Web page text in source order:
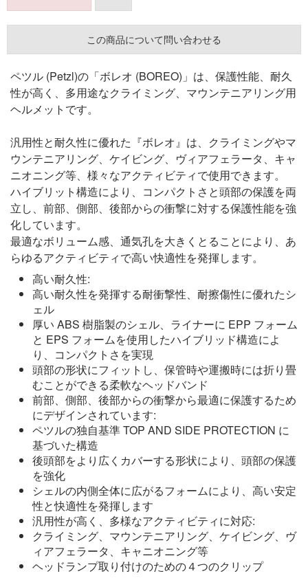
この商品について問い合わせる
ペツル (Petzl)の「ボレオ (BOREO)」は、保護性能、耐久
性が高く、多用途なクライミング、マウンテニアリング用
ヘルメットです。
汎用性と耐久性に優れた『ボレオ』は、クライミングやマ
ウンテニアリング、ケイビング、ヴィアフェラータ、キャ
ニオニング等、様々なアクティビティで使用できます。
ハイブリット構造により、コンパクトさと頭部の保護を両
立し、前部、側部、後部からの衝撃に対する保護性能を強
化しています。
最適なボリューム感、通気孔を大きくとることにより、あ
らゆるアクティビティで高い快適性を発揮します。
高い耐久性:
高い耐久性を発揮する耐衝撃性、耐擦傷性に優れたシ
ェル
厚い ABS 樹脂製のシェル、ライナーに EPP フォーム
と EPS フォームを使用したハイブリッド構造によ
り、コンパクトさを実現
頭部の形状にフィットし、保管時や運搬時には折り畳
むことができる柔軟なヘッドバンド
前部、側部、後部からの衝撃から最適に保護するため
にデザインされています:
ペツルの独自基準 TOP AND SIDE PROTECTION に
基づいた構造
後頭部をより広くカバーする形状により、頭部の保護
を強化
シェルの内側全体に広がるフォームにより、高い安定
性と快適性を発揮します
汎用性が高く、多様なアクティビティに対応:
クライミング、マウンテニアリング、ケイビング、ヴ
ィアフェラータ、キャニオニング等
ヘッドランプ取り付けのための４つのクリップ